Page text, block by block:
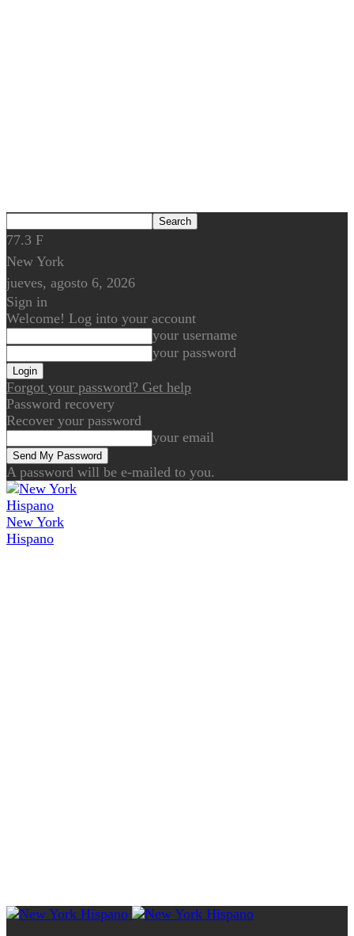
77.3 F
New York
jueves, agosto 6, 2026
Sign in
Welcome! Log into your account
your username
your password
Forgot your password? Get help
Password recovery
Recover your password
your email
A password will be e-mailed to you.
New York
Hispano